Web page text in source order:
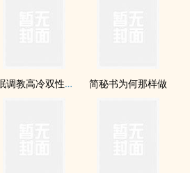
催眠调教高冷双性美人室友 简秘书为何那样做